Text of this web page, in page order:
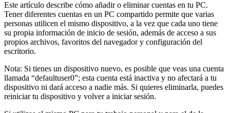
Este artículo describe cómo añadir o eliminar cuentas en tu PC.
Tener diferentes cuentas en un PC compartido permite que varias
personas utilicen el mismo dispositivo, a la vez que cada uno tiene
su propia información de inicio de sesión, además de acceso a sus
propios archivos, favoritos del navegador y configuración del
escritorio.
Nota: Si tienes un dispositivo nuevo, es posible que veas una cuenta
llamada “defaultuser0”; esta cuenta está inactiva y no afectará a tu
dispositivo ni dará acceso a nadie más. Si quieres eliminarla, puedes
reiniciar tu dispositivo y volver a iniciar sesión.